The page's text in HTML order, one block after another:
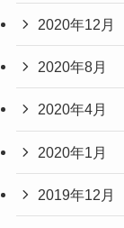
2020年12月
2020年8月
2020年4月
2020年1月
2019年12月